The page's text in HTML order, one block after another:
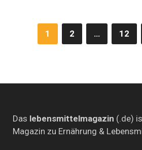
1 2 … 12
Das lebensmittelmagazin (.de)
Magazin zu Ernährung &